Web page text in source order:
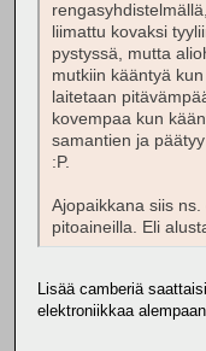
liimattu kovaksi
pystyssä, mutta
mutkiin kääntyä
laitetaan
kovempaa kun
samantien ja
:P.
Ajopaikkana siis
pitoaineilla. Eli
Lisää camberiä
elektroniikkaa